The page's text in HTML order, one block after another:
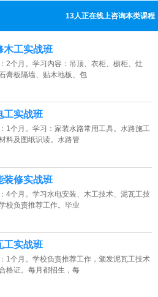
13人正在线上咨询本类课程
木工实战班
2个月。学习内容：吊顶、衣柜、橱柜、灶
膏板隔墙、贴木地板、包
工实战班
1个月。学习：家装水路常用工具。水路施工
料及图纸识读。水路管
装修实战班
4个月。学习水电安装、木工技术、泥瓦工技
校负责推荐工作。毕业
工实战班
1个月。学校负责推荐工作，颁发泥瓦工技术
格证。每月都招生，每